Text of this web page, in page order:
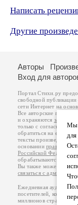
Написать
Другие
Мы
Авторы
Вход для
Портал Стихи.ру
свободной публикации
сети Интернет на
Все авторские права
и охраняются законом
только с согласия его
обратиться на его
тексты произведений
основанииправил
Российской Федерации
обрабатываются на
Вы также можете
связаться с
Ежедневная аудитория
посетителей, которые
миллионов страниц по